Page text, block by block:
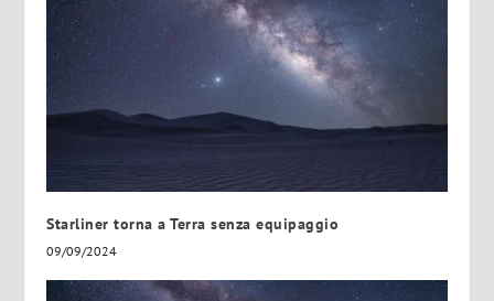
Starliner torna a Terra senza equipaggio
09/09/2024